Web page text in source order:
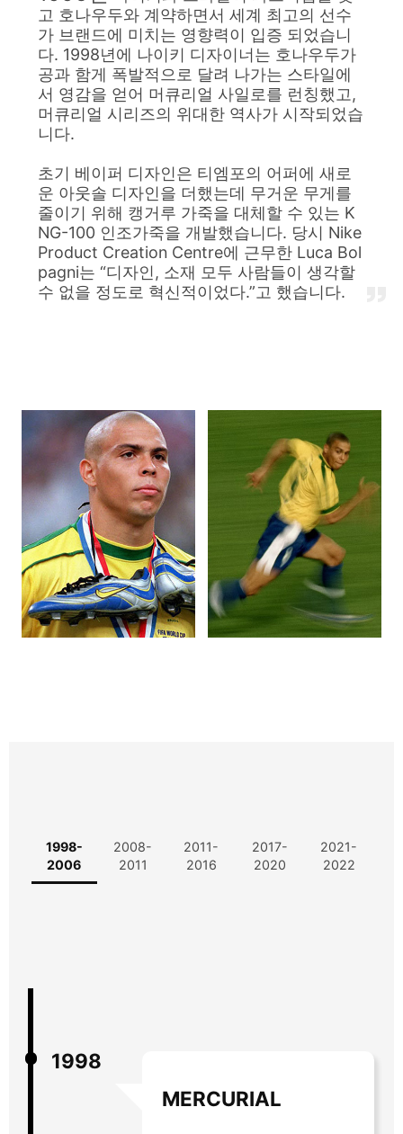
고 호나우두와 계약하면서 세계 최고의 선수
가 브랜드에 미치는 영향력이 입증 되었습니
다. 1998년에 나이키 디자이너는 호나우두가
공과 함게 폭발적으로 달려 나가는 스타일에
서 영감을 얻어 머큐리얼 사일로를 런칭했고,
머큐리얼 시리즈의 위대한 역사가 시작되었습
니다.
초기 베이퍼 디자인은 티엠포의 어퍼에 새로
운 아웃솔 디자인을 더했는데 무거운 무게를
줄이기 위해 캥거루 가죽을 대체할 수 있는 K
NG-100 인조가죽을 개발했습니다. 당시 Nike
Product Creation Centre에 근무한 Luca Bol
pagni는 “디자인, 소재 모두 사람들이 생각할
수 없을 정도로 혁신적이었다.”고 했습니다.
1998-
2006
2008-
2011
2011-
2016
2017-
2020
2021-
2022
1998
MERCURIAL